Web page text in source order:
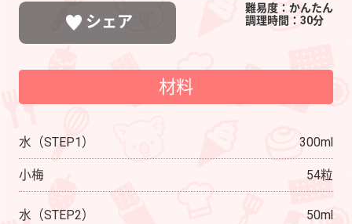
シェア
難易度：かんたん
調理時間：30分
材料
水（STEP1） 300ml
小梅 54粒
水（STEP2） 50ml